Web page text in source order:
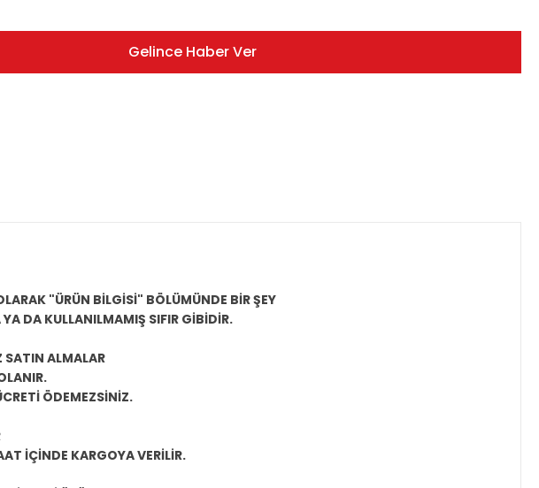
Gelince Haber Ver
"ÜRÜN BİLGİSİ" BÖLÜMÜNDE BİR ŞEY
DA KULLANILMAMIŞ SIFIRGİBİDİR.
SATIN ALMALAR
ÖDEMEZSİNİZ.
İÇİNDE KARGOYA VERİLİR.